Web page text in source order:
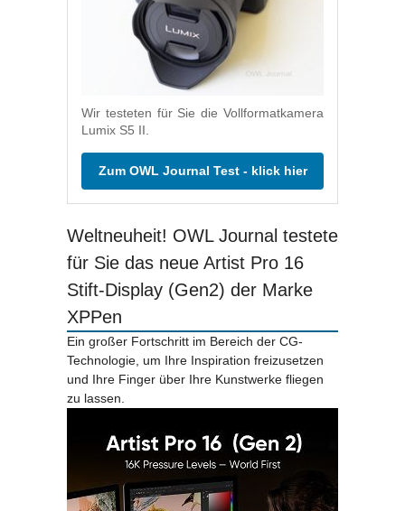
Wir testeten für Sie die Vollformatkamera
Lumix S5 II.
Zum OWL Journal Test - klick hier
Weltneuheit! OWL Journal testete
für Sie das neue Artist Pro 16
Stift-Display (Gen2) der Marke
XPPen
Ein großer Fortschritt im Bereich der CG-
Technologie, um Ihre Inspiration freizusetzen
und Ihre Finger über Ihre Kunstwerke fliegen
zu lassen.